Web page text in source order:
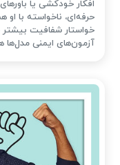
افکار خودکشی یا
حرفه‌ای، ناخواسته با او
خواستار شفافیت
آزمون‌های ایمنی مدل‌ها